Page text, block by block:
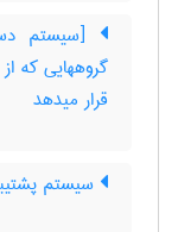
[سیستم
گروههایی که
قرار میدهد
سیستم